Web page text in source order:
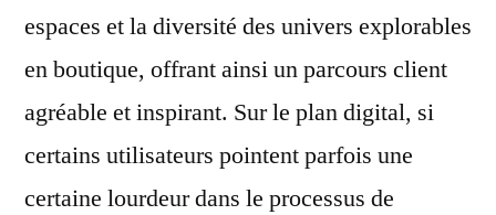
espaces et la diversité des univers explorables
en boutique, offrant ainsi un parcours client
agréable et inspirant. Sur le plan digital, si
certains utilisateurs pointent parfois une
certaine lourdeur dans le processus de